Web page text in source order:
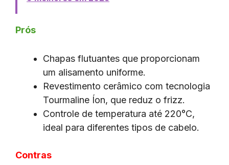
Prós
Chapas flutuantes que proporcionam
um alisamento uniforme.
Revestimento cerâmico com tecnologia
Tourmaline Íon, que reduz o frizz.
Controle de temperatura até 220°C,
ideal para diferentes tipos de cabelo.
Contras